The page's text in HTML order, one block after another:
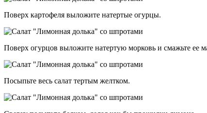
Поверх картофеля выложите натертые огурцы.
Поверх огурцов выложите натертую морковь и смажьте ее
Посыпьте весь салат тертым желтком.